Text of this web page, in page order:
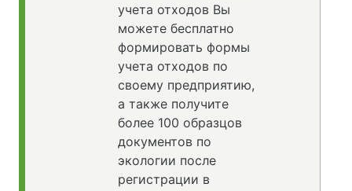
учета отходов Вы
можете бесплатно
формировать формы
учета отходов по
своему предприятию,
а также получите
более 100 образцов
документов по
экологии после
регистрации в